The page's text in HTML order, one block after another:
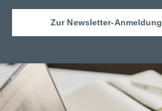
Zur Newsletter-Anmeldung